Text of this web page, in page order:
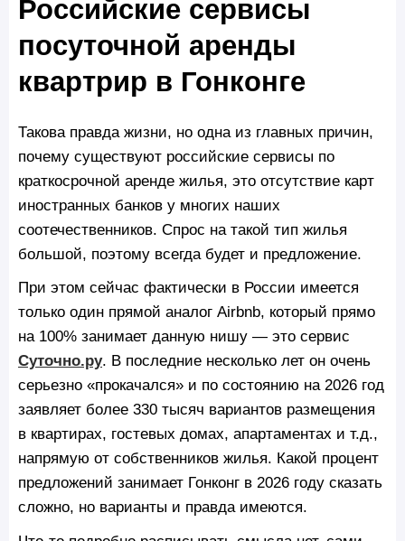
Российские сервисы
посуточной аренды
квартрир в Гонконге
Такова правда жизни, но одна из главных причин,
почему существуют российские сервисы по
краткосрочной аренде жилья, это отсутствие карт
иностранных банков у многих наших
соотечественников. Спрос на такой тип жилья
большой, поэтому всегда будет и предложение.
При этом сейчас фактически в России имеется
только один прямой аналог Airbnb, который прямо
на 100% занимает данную нишу — это сервис
Суточно.ру. В последние несколько лет он очень
серьезно «прокачался» и по состоянию на 2026 год
заявляет более 330 тысяч вариантов размещения
в квартирах, гостевых домах, апартаментах и т.д.,
напрямую от собственников жилья. Какой процент
предложений занимает Гонконг в 2026 году сказать
сложно, но варианты и правда имеются.